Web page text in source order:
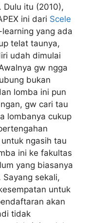
Dulu itu (2010),
ini dari Scele
yang ada
telat taunya,
udah dimulai
gw ngga
bukan
lomba ini pun
gw cari tau
lombanya cukup
ngasih tau
ini ke fakultas
yang biasanya
sekali,
untuk
akan
tidak